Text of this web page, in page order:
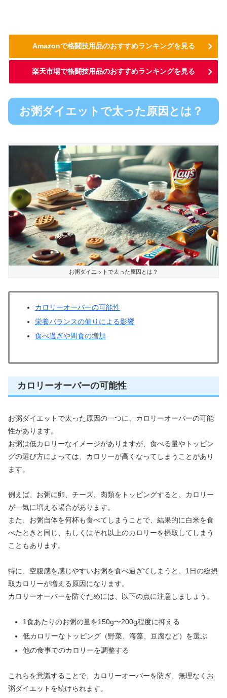
Amazonで格闘技用品のおすすめランキングを見る
楽天市場で格闘技用品のおすすめランキングを見る
お粥ダイエットで太った原因とは？
お粥ダイエットで太った原因とは？
カロリーオーバーの可能性
栄養バランスの偏りによる影響
食べ過ぎや間食の増加
カロリーオーバーの可能性
お粥ダイエットで太った原因の一つに、カロリーオーバーの可能
性があります。
お粥は低カロリーなイメージがありますが、食べる量やトッピン
グの選び方によっては、カロリーが高くなってしまうことがあり
ます。
例えば、お粥に卵、チーズ、肉類をトッピングすると、カロリー
が一気に増える場合があります。
また、お粥自体を何杯も食べてしまうことで、結果的に白米を食
べたときと同じ、もしくはそれ以上のカロリーを摂取してしまう
こともあります。
特に、空腹感を感じやすいお粥を食べ過ぎてしまうと、1日の総摂
取カロリーが増える原因になります。
カロリーオーバーを防ぐためには、以下の点に注意しましょう。
1食あたりのお粥の量を150g〜200g程度に抑える
低カロリーなトッピング（野菜、海藻、豆腐など）を選ぶ
他の食事でのカロリーを調整する
これらを意識することで、カロリーオーバーを防ぎ、無理なくお
粥ダイエットを続けられます。